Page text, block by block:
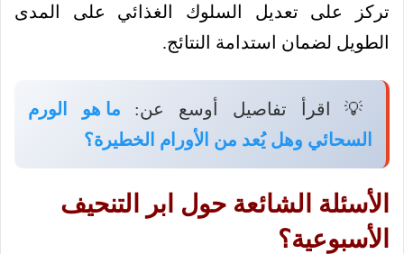
تركز على تعديل السلوك الغذائي على المدى
الطويل لضمان استدامة النتائج.
💡 اقرأ تفاصيل أوسع عن: ما هو الورم
السحائي وهل يُعد من الأورام الخطيرة؟
الأسئلة الشائعة حول ابر التنحيف
الأسبوعية؟